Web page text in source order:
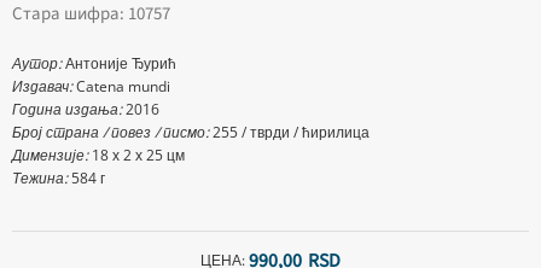
Стара шифра: 10757
Аутор:Антоније Ђурић
Издавач:Catena mundi
Година издања:2016
Број страна / повез / писмо:255 / тврди / ћирилица
Димензије:18 х 2 х 25 цм
Тежина:584 г
ЦЕНА:990,00 RSD